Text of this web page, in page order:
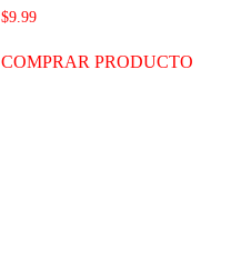
$9.99
COMPRAR PRODUCTO